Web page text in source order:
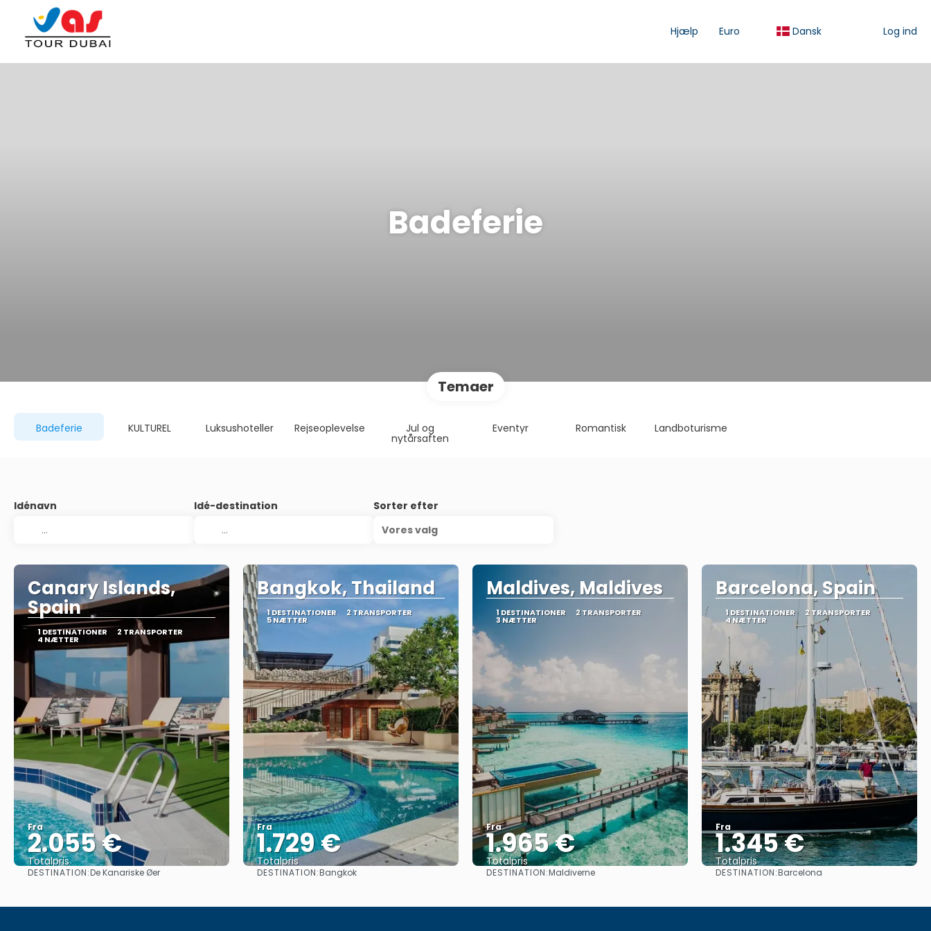
Hjælp Euro Dansk Log ind
Badeferie
Temaer
Badeferie KULTUREL Luksushoteller Rejseoplevelse Jul og
nytårsaften
Eventyr Romantisk Landboturisme
Idénavn Idé-destination
Sorter efter
Vores valg
Canary Islands,
Spain
1 DESTINATIONER 2 TRANSPORTER
4 NÆTTER
Fra
2.055 €
Totalpris
Se
DESTINATION:De Kanariske Øer
Bangkok, Thailand
1 DESTINATIONER 2 TRANSPORTER
5 NÆTTER
Fra
1.729 €
Totalpris
Se
DESTINATION:Bangkok
Maldives, Maldives
1 DESTINATIONER 2 TRANSPORTER
3 NÆTTER
Fra
1.965 €
Totalpris
Se
DESTINATION:Maldiverne
Barcelona, Spain
1 DESTINATIONER 2 TRANSPORTER
4 NÆTTER
Fra
1.345 €
Totalpris
Se
DESTINATION:Barcelona